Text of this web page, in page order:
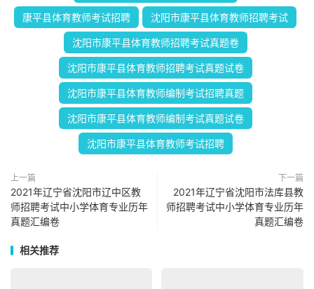
康平县体育教师考试招聘 沈阳市康平县体育教师招聘考试
沈阳市康平县体育教师招聘考试真题卷
沈阳市康平县体育教师招聘考试真题试卷
沈阳市康平县体育教师编制考试招聘真题
沈阳市康平县体育教师编制考试真题试卷
沈阳市康平县体育教师考试招聘
上一篇
2021年辽宁省沈阳市辽中区教
师招聘考试中小学体育专业历年
真题汇编卷
下一篇
2021年辽宁省沈阳市法库县教
师招聘考试中小学体育专业历年
真题汇编卷
相关推荐